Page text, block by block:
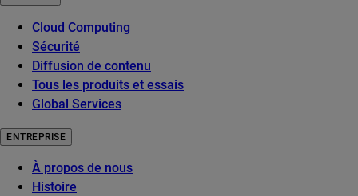
Cloud Computing
Sécurité
Diffusion de contenu
Tous les produits et essais
Global Services
ENTREPRISE
À propos de nous
Histoire